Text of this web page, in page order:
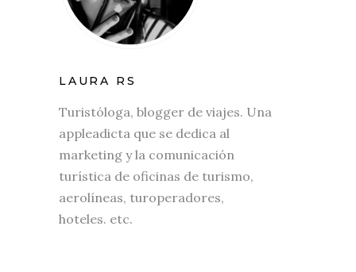
LAURA RS
Turistóloga, blogger de viajes. Una
appleadicta que se dedica al
marketing y la comunicación
turística de oficinas de turismo,
aerolíneas, turoperadores,
hoteles. etc.